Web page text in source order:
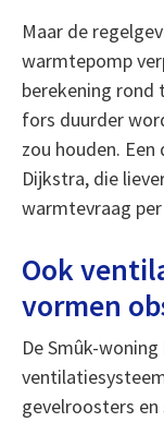
Maar de
warmtepomp
berekening rond
fors duurder
zou houden.
Dijkstra, die
warmtevraag
Ook
vormen
De Smûk-
gevelroosters